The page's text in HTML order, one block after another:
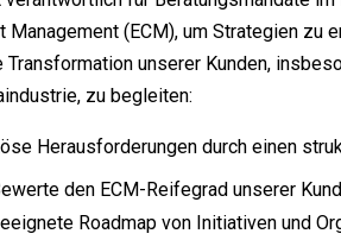
Management (ECM), um Strategien zu
Transformation unserer Kunden,
zu begleiten:
Herausforderungen durch einen
den ECM-Reifegrad unserer
Roadmap von Initiativen und